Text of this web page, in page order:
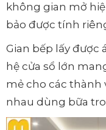
không gian mở
bảo được tính
Gian bếp lấy được
hệ cửa sổ lớn
mẻ cho các thành
nhau dùng bữa